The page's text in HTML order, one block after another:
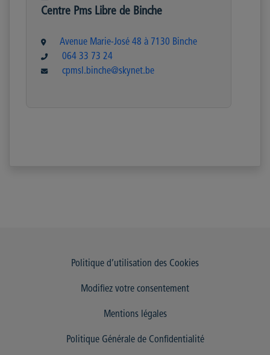
Centre Pms Libre de Binche
Avenue Marie-José 48 à 7130 Binche
064 33 73 24
cpmsl.binche@skynet.be
Politique d’utilisation des Cookies
Modifiez votre consentement
Mentions légales
Politique Générale de Confidentialité